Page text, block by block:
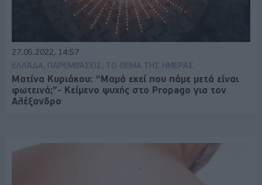
27.05.2022, 14:57
ΕΛΛΆΔΑ, ΠΑΡΕΜΒΆΣΕΙΣ, ΤΟ ΘΈΜΑ ΤΗΣ ΗΜΈΡΑΣ
Ματίνα Κυριάκου: “Μαμά εκεί που πάμε μετά είναι
φωτεινά;”- Κείμενο ψυχής στο Propago για τον
Αλέξανδρο